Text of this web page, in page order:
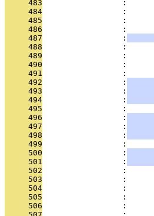
     483
:
     484
:
     485
:
     486
:
     487
                 :
     488
:
     489
:
     490
:
     491
:
     492
                 :
     493
                 :
     494
                 :
     495
:
     496
                 :
     497
                 :
     498
                 :
     499
:
     500
                 :
     501
                 :
     502
:
     503
:
     504
:
     505
:
     506
: